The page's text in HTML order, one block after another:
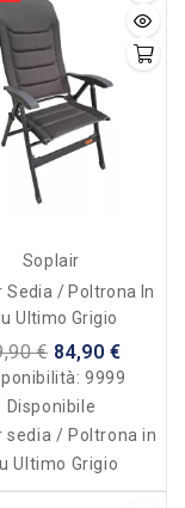
Soplair
Sedia / Poltrona In
Ultimo Grigio
€ 84,90 €
9999
Disponibile
sedia / Poltrona in
Ultimo Grigio